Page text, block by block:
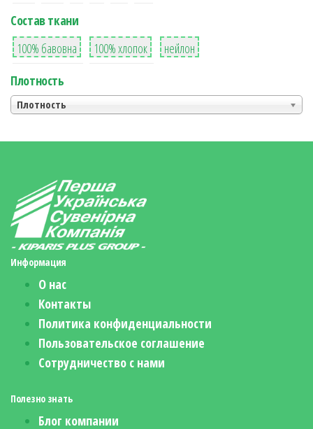
Состав ткани
8
100% бавовна
36
100% хлопок
2
нейлон
Плотность
Плотность
Информация
О нас
Контакты
Политика конфиденциальности
Пользовательское соглашение
Сотрудничество с нами
Полезно знать
Блог компании